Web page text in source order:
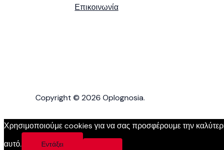
Επικοινωνία
Copyright © 2026 Oplognosia.
Χρησιμοποιούμε cookies για να σας προσφέρουμε την
αυτό.
Εντάξει